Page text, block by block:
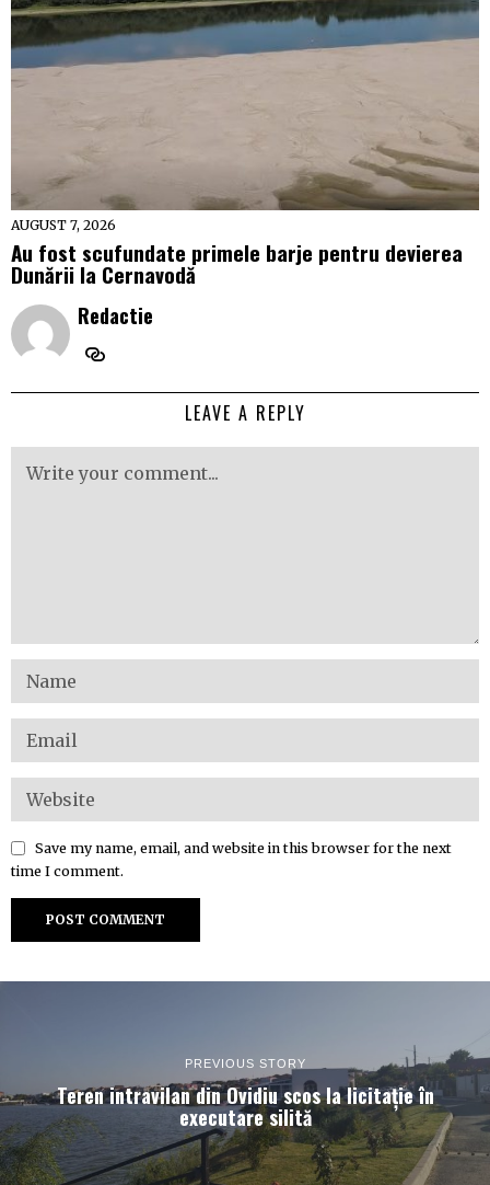
AUGUST 7, 2026
Au fost scufundate primele barje pentru devierea
Dunării la Cernavodă
Redactie
LEAVE A REPLY
Save my name, email, and website in this browser for the next
time I comment.
PREVIOUS STORY
Teren intravilan din Ovidiu scos la licitație în
executare silită